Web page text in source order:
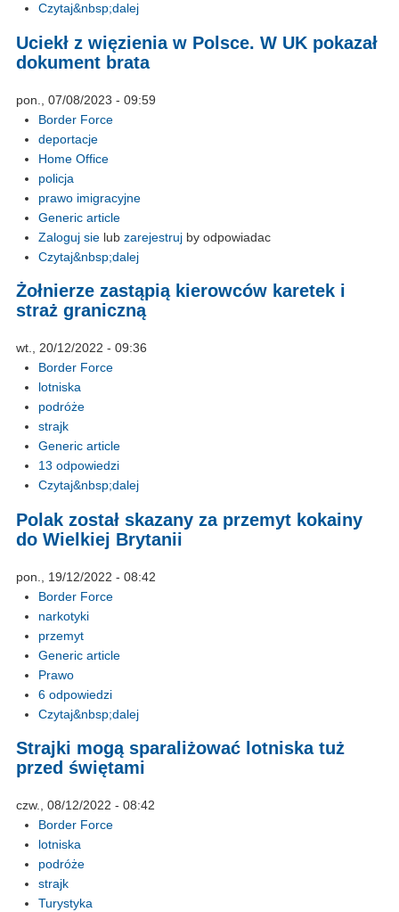
Czytaj&nbsp;dalej
Uciekł z więzienia w Polsce. W UK pokazał
dokument brata
pon., 07/08/2023 - 09:59
Border Force
deportacje
Home Office
policja
prawo imigracyjne
Generic article
Zaloguj sie lub zarejestruj by odpowiadac
Czytaj&nbsp;dalej
Żołnierze zastąpią kierowców karetek i
straż graniczną
wt., 20/12/2022 - 09:36
Border Force
lotniska
podróże
strajk
Generic article
13 odpowiedzi
Czytaj&nbsp;dalej
Polak został skazany za przemyt kokainy
do Wielkiej Brytanii
pon., 19/12/2022 - 08:42
Border Force
narkotyki
przemyt
Generic article
Prawo
6 odpowiedzi
Czytaj&nbsp;dalej
Strajki mogą sparaliżować lotniska tuż
przed świętami
czw., 08/12/2022 - 08:42
Border Force
lotniska
podróże
strajk
Turystyka